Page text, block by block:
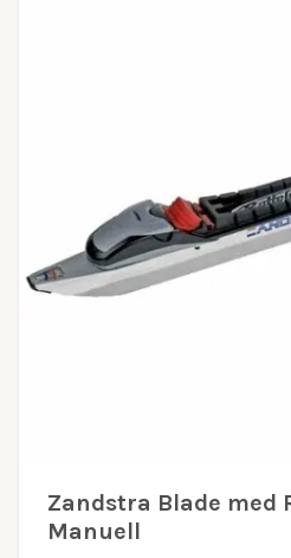
Zandstra Blade med
Manuell